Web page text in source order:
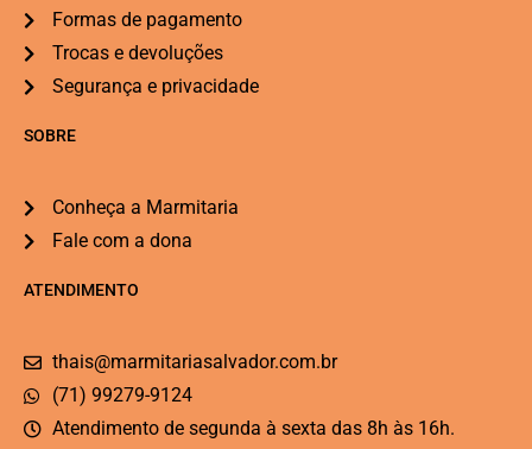
Formas de pagamento
Trocas e devoluções
Segurança e privacidade
SOBRE
Conheça a Marmitaria
Fale com a dona
ATENDIMENTO
thais@marmitariasalvador.com.br
(71) 99279-9124
Atendimento de segunda à sexta das 8h às 16h.